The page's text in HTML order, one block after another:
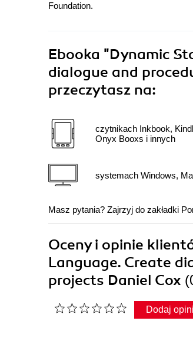
Foundation.
Ebooka "Dynamic
dialogue and
przeczytasz na:
czytnikach Inkbook,
Onyx Booxs i innych
systemach Windows,
Masz pytania? Zajrzyj do zakładki
Oceny i opinie
Language. Create
projects Daniel Cox
Dodaj